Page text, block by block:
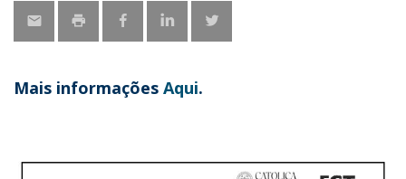
Mais informações Aqui.